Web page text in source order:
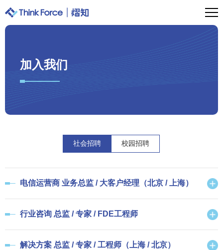
加入我们
社会招聘 校园招聘
电信运营商 业务总监 / 大客户经理（北京 / 上海）
行业咨询 总监 / 专家 / FDE工程师
解决方案 总监 / 专家 / 工程师（上海 / 北京）